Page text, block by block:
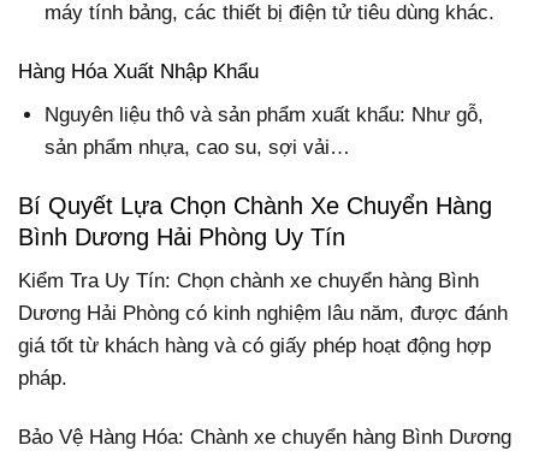
máy tính bảng, các thiết bị điện tử tiêu dùng khác.
Hàng Hóa Xuất Nhập Khẩu
Nguyên liệu thô và sản phẩm xuất khẩu: Như gỗ,
sản phẩm nhựa, cao su, sợi vải…
Bí Quyết Lựa Chọn Chành Xe Chuyển Hàng
Bình Dương Hải Phòng Uy Tín
Kiểm Tra Uy Tín: Chọn chành xe chuyển hàng Bình
Dương Hải Phòng có kinh nghiệm lâu năm, được đánh
giá tốt từ khách hàng và có giấy phép hoạt động hợp
pháp.
Bảo Vệ Hàng Hóa: Chành xe chuyển hàng Bình Dương